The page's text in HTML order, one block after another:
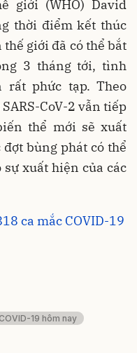
giới (WHO) David
thời điểm kết thúc
giới đã có thể bắt
3 tháng tới, tình
phức tạp. Theo
CoV-2 vẫn tiếp
thể mới sẽ xuất
bùng phát có thể
xuất hiện của các
ca mắc COVID-19
COVID-19 hôm nay